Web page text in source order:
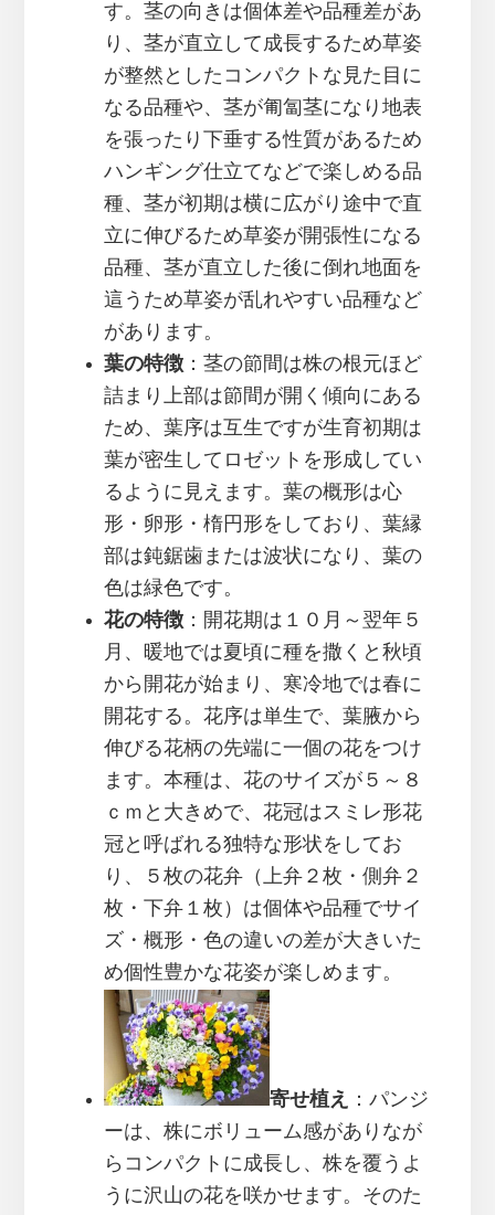
す。茎の向きは個体差や品種差があ
り、茎が直立して成長するため草姿
が整然としたコンパクトな見た目に
なる品種や、茎が匍匐茎になり地表
を張ったり下垂する性質があるため
ハンギング仕立てなどで楽しめる品
種、茎が初期は横に広がり途中で直
立に伸びるため草姿が開張性になる
品種、茎が直立した後に倒れ地面を
這うため草姿が乱れやすい品種など
があります。
葉の特徴：茎の節間は株の根元ほど
詰まり上部は節間が開く傾向にある
ため、葉序は互生ですが生育初期は
葉が密生してロゼットを形成してい
るように見えます。葉の概形は心
形・卵形・楕円形をしており、葉縁
部は鈍鋸歯または波状になり、葉の
色は緑色です。
花の特徴：開花期は１０月～翌年５
月、暖地では夏頃に種を撒くと秋頃
から開花が始まり、寒冷地では春に
開花する。花序は単生で、葉腋から
伸びる花柄の先端に一個の花をつけ
ます。本種は、花のサイズが５～８
ｃｍと大きめで、花冠はスミレ形花
冠と呼ばれる独特な形状をしてお
り、５枚の花弁（上弁２枚・側弁２
枚・下弁１枚）は個体や品種でサイ
ズ・概形・色の違いの差が大きいた
め個性豊かな花姿が楽しめます。
寄せ植え
：パンジ
ーは、株にボリューム感がありなが
らコンパクトに成長し、株を覆うよ
うに沢山の花を咲かせます。そのた